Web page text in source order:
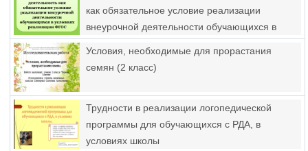
как обязательное условие реализации
внеурочной деятельности обучающихся в
Условия, необходимые для прорастания
семян (2 класс)
Трудности в реализации логопедической
программы для обучающихся с РДА, в
условиях школы